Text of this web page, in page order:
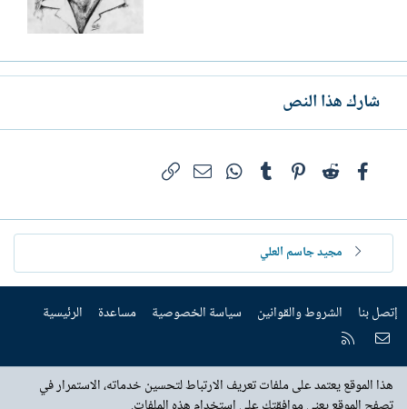
شارك هذا النص
فيسبوكReddit
Pinterest
Tumblr
WhatsAppالبريد الإلكتروني
مجيد جاسم العلي
إتصل بنا الشروط والقوانين سياسة الخصوصية مساعدة الرئيسية
إتصل بنا
هذا الموقع يعتمد على ملفات تعريف الارتباط لتحسين خدماته، الاستمرار في